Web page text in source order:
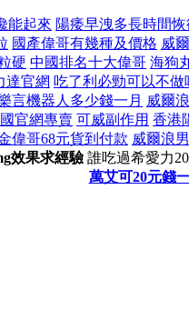
能起來 陽痿早洩多長時間恢
國產偉哥有幾種及價格 威
硬 中國排名十大偉哥 海狗
達官網 吃了利必勁可以不做
言機器人多少錢一月 威爾
官網專賣 可威副作用 香港
偉哥68元貨到付款 威爾浪
效果求經驗誰吃過希愛力
萬艾可20元錢